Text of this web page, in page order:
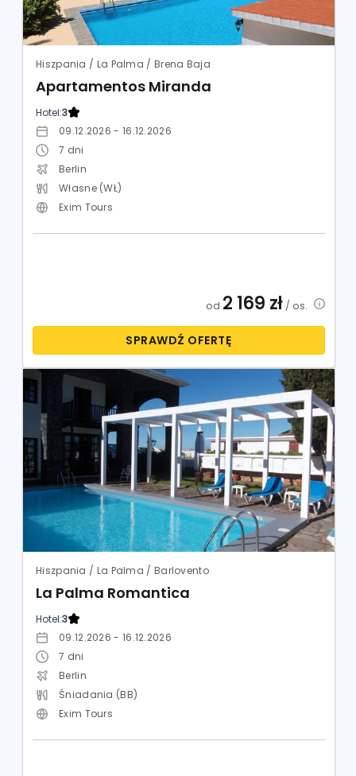
Hiszpania / La Palma / Brena Baja
Apartamentos Miranda
Hotel:3
09.12.2026 - 16.12.2026
7 dni
Berlin
Własne (WŁ)
Exim Tours
od 2 169 zł/ os.
SPRAWDŹ OFERTĘ
Hiszpania / La Palma / Barlovento
La Palma Romantica
Hotel:3
09.12.2026 - 16.12.2026
7 dni
Berlin
Śniadania (BB)
Exim Tours